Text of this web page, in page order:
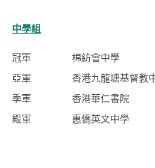
中學組
冠軍
棉紡會中學
亞軍
香港九龍塘基督教
季軍
香港華仁書院
殿軍
惠僑英文中學